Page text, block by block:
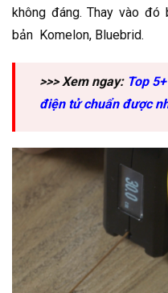
không đáng. Thay vào
bản Komelon, Bluebrid.
>>> Xem ngay: Top
điện tử chuẩn được